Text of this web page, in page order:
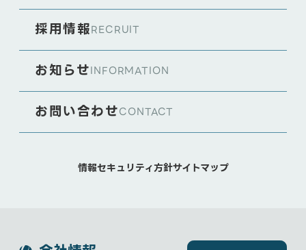
採用情報RECRUIT
お知らせINFORMATION
お問い合わせCONTACT
情報セキュリティ方針サイトマップ